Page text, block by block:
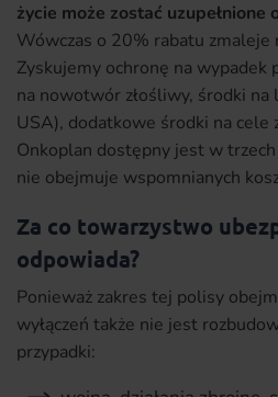
życie może zostać uzupełnione
Wówczas o 20% rabatu zmaleje
Zyskujemy ochronę na wypadek
na nowotwór złośliwy, środki na
USA), dodatkowe środki na cele
Onkoplan dostępny jest w
nie obejmuje wspomnianych
Za co towarzystwo
odpowiada?
Ponieważ zakres tej polisy
wyłączeń także nie jest
przypadki: